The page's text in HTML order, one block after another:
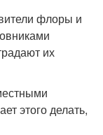
флоры и
их
этого делать,